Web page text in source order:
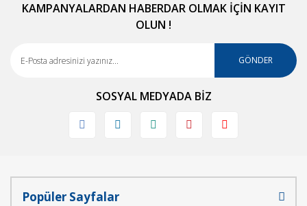
KAMPANYALARDAN HABERDAR OLMAK İÇİN KAYIT
OLUN !
GÖNDER
SOSYAL MEDYADA BİZ
Popüler Sayfalar